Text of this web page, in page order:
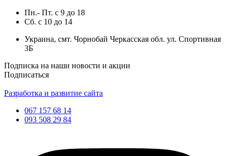
Пн.- Пт. с 9 до 18
Сб. с 10 до 14
Украина, смт. Чорнобай Черкасская обл. ул. Спортивная
3Б
Подписка на наши новости и акции
Подписаться
Разработка и развитие сайта
067 157 68 14
093 508 29 84